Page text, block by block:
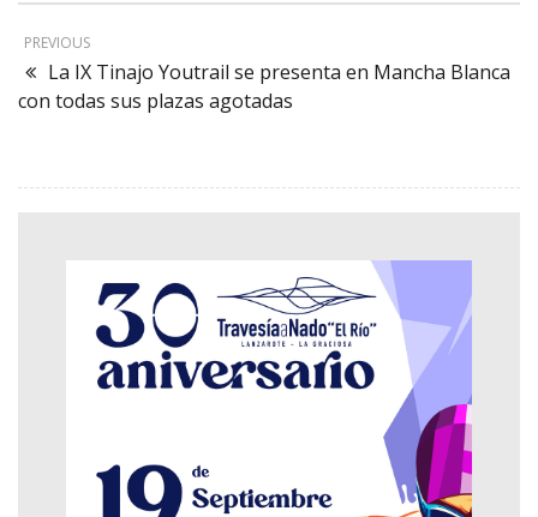
PREVIOUS
La IX Tinajo Youtrail se presenta en Mancha Blanca
con todas sus plazas agotadas